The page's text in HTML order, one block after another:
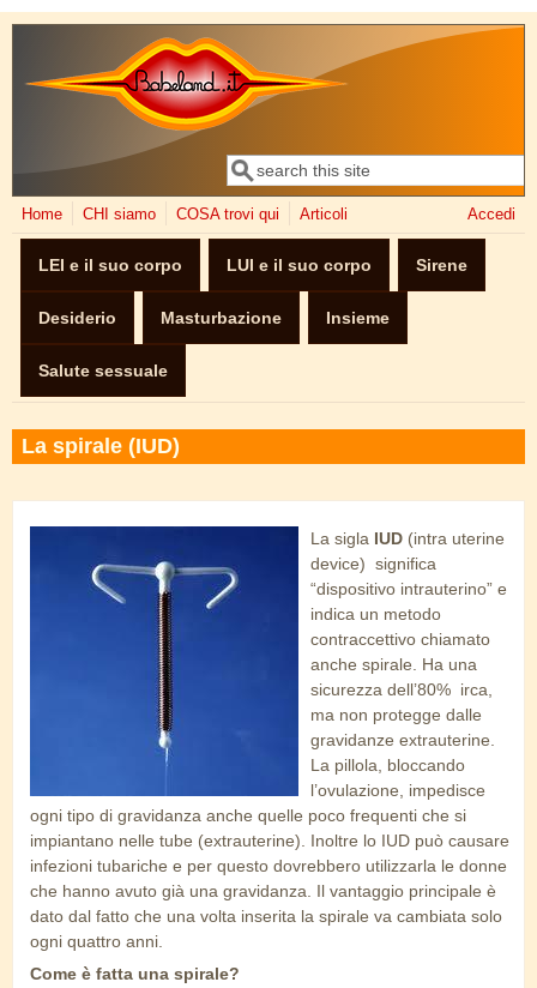
Salta al contenuto principale
Form di ricerca
Cerca
Home CHI siamo COSA trovi qui Articoli Accedi
LEI e il suo corpo LUI e il suo corpo Sirene
Desiderio Masturbazione Insieme
Salute sessuale
La spirale (IUD)
iud.jpg
La sigla IUD (intra uterine
device) significa
“dispositivo intrauterino” e
indica un metodo
contraccettivo chiamato
anche spirale. Ha una
sicurezza dell’80% irca,
ma non protegge dalle
gravidanze extrauterine.
La pillola, bloccando
l’ovulazione, impedisce
ogni tipo di gravidanza anche quelle poco frequenti che si
impiantano nelle tube (extrauterine). Inoltre lo IUD può causare
infezioni tubariche e per questo dovrebbero utilizzarla le donne
che hanno avuto già una gravidanza. Il vantaggio principale è
dato dal fatto che una volta inserita la spirale va cambiata solo
ogni quattro anni.
Come è fatta una spirale?